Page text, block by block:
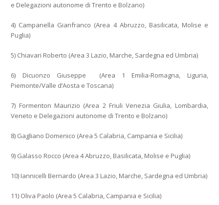
e Delegazioni autonome di Trento e Bolzano)
4) Campanella Gianfranco (Area 4 Abruzzo, Basilicata, Molise e
Puglia)
5) Chiavari Roberto (Area 3 Lazio, Marche, Sardegna ed Umbria)
6) Dicuonzo Giuseppe (Area 1 Emilia-Romagna, Liguria,
Piemonte/Valle d’Aosta e Toscana)
7) Formenton Maurizio (Area 2 Friuli Venezia Giulia, Lombardia,
Veneto e Delegazioni autonome di Trento e Bolzano)
8) Gagliano Domenico (Area 5 Calabria, Campania e Sicilia)
9) Galasso Rocco (Area 4 Abruzzo, Basilicata, Molise e Puglia)
10) Iannicelli Bernardo (Area 3 Lazio, Marche, Sardegna ed Umbria)
11) Oliva Paolo (Area 5 Calabria, Campania e Sicilia)